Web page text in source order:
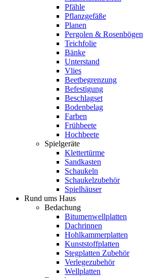
Pfähle
Pflanzgefäße
Planen
Pergolen & Rosenbögen
Teichfolie
Bänke
Unterstand
Vlies
Beetbegrenzung
Befestigung
Beschlagset
Bodenbelag
Farben
Frühbeete
Hochbeete
Spielgeräte
Klettertürme
Sandkasten
Schaukeln
Schaukelzubehör
Spielhäuser
Rund ums Haus
Bedachung
Bitumenwellplatten
Dachrinnen
Hohlkammerplatten
Kunststoffplatten
Stegplatten Zubehör
Verlegezubehör
Wellplatten